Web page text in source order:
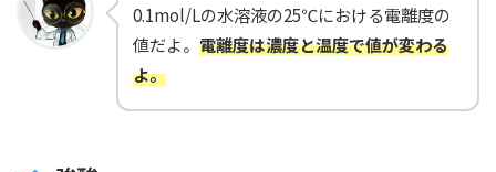
0.1mol/Lの水溶液の25℃における電離度の
値だよ。 電離度は濃度と温度で値が変わる
よ。